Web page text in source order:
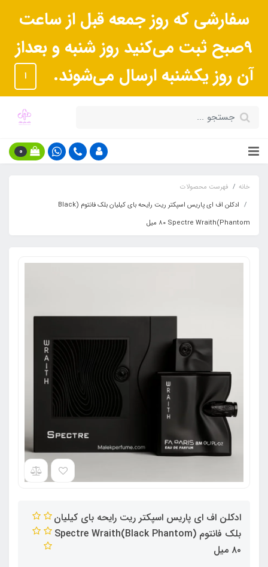
سفارشی که روز جمعه قبل از ساعت
9صبح ثبت می‌کنید روز شنبه و بعداز
آن روز یکشنبه ارسال می‌شوند.
ا
0
خانه
فهرست محصولات
ادکلن اف ای پاریس اسپکتر ریت رایحه بای کیلیان بلک فانتوم (Black
Phantom)Spectre Wraith ٨٠ میل
ادکلن اف ای پاریس اسپکتر ریت رایحه بای کیلیان
بلک فانتوم (Black Phantom)Spectre Wraith
٨٠ میل